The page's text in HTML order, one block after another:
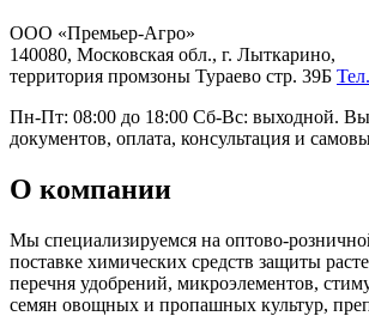
ООО «Премьер-Агро»
140080, Московская обл., г. Лыткарино,
территория промзоны Тураево стр. 39Б
Пн-Пт: 08:00 до 18:00 Сб-Вс: выходной.
документов, оплата, консультация и
О компании
Мы специализируемся на оптово-
поставке химических средств защиты
перечня удобрений, микроэлементов,
семян овощных и пропашных культур,